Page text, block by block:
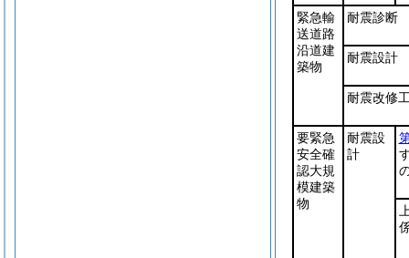
緊急輸
送道路
沿道建
築物
耐震診断
耐震設計
耐震改修
要緊急
安全確
認大規
模建築
物
耐震設
計